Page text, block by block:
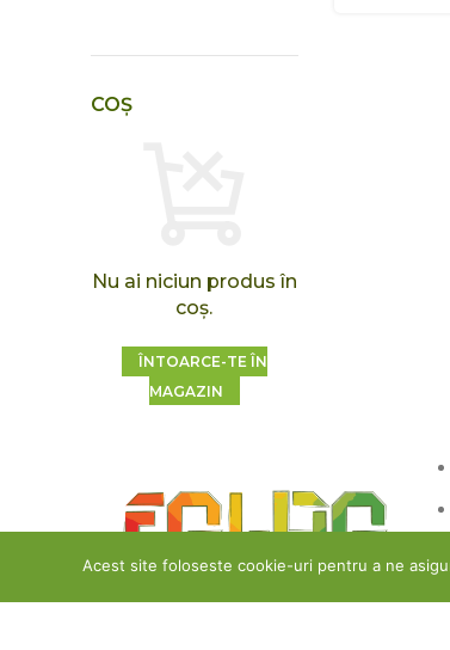
COȘ
Nu ai niciun produs în
coș.
ÎNTOARCE-TE ÎN
MAGAZIN
Acest site foloseste cookie-uri pentru a ne